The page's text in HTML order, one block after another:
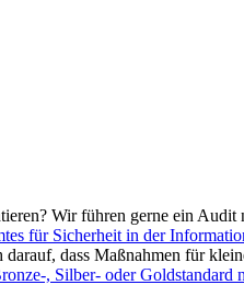
Wir führen gerne ein Audit
für Sicherheit in der
dass Maßnahmen für
, Silber- oder Goldstandard